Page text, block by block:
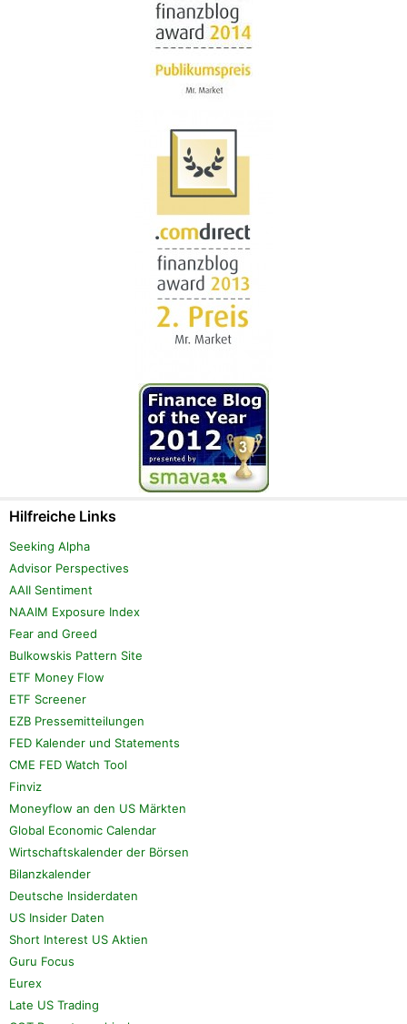
Hilfreiche Links
Seeking Alpha
Advisor Perspectives
AAII Sentiment
NAAIM Exposure Index
Fear and Greed
Bulkowskis Pattern Site
ETF Money Flow
ETF Screener
EZB Pressemitteilungen
FED Kalender und Statements
CME FED Watch Tool
Finviz
Moneyflow an den US Märkten
Global Economic Calendar
Wirtschaftskalender der Börsen
Bilanzkalender
Deutsche Insiderdaten
US Insider Daten
Short Interest US Aktien
Guru Focus
Eurex
Late US Trading